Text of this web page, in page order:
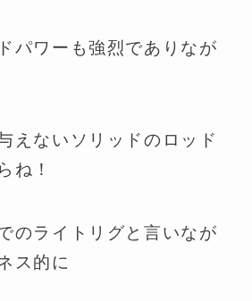
パワーも強烈でありなが
えないソリッドのロッド
ね！
のライトリグと言いなが
ス的に